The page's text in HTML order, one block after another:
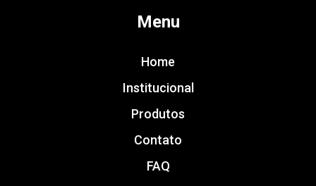
Menu
Home
Institucional
Produtos
Contato
FAQ